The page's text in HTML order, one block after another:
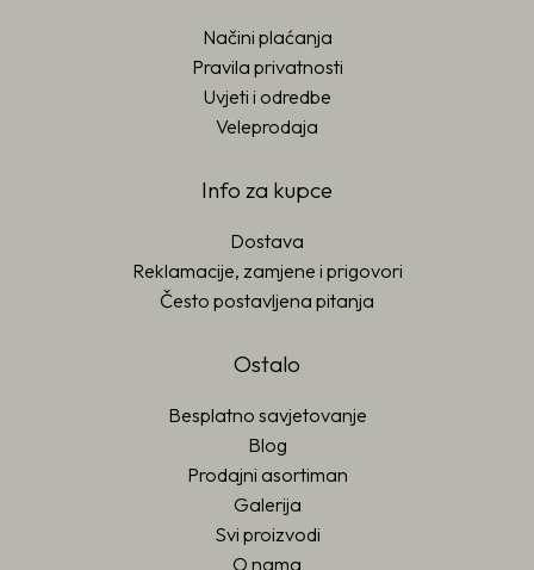
Načini plaćanja
Pravila privatnosti
Uvjeti i odredbe
Veleprodaja
Info za kupce
Dostava
Reklamacije, zamjene i prigovori
Često postavljena pitanja
Ostalo
Besplatno savjetovanje
Blog
Prodajni asortiman
Galerija
Svi proizvodi
O nama